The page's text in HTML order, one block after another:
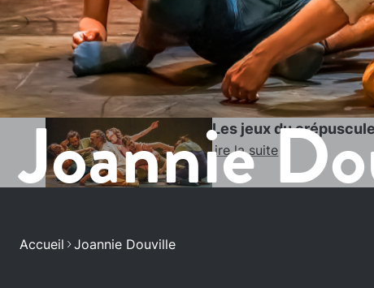
Joannie
Accueil Joannie Douville
Les jeux du crépuscule
Lire la suite